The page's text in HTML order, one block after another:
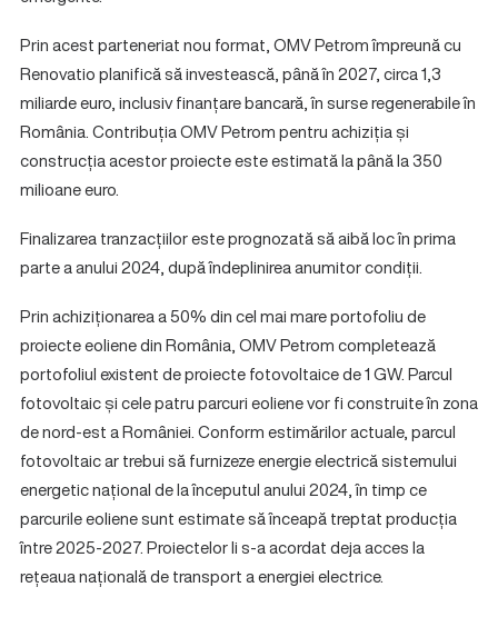
Prin acest parteneriat nou format, OMV Petrom împreună cu
Renovatio planifică să investească, până în 2027, circa 1,3
miliarde euro, inclusiv finanțare bancară, în surse regenerabile în
România. Contribuția OMV Petrom pentru achiziția și
construcția acestor proiecte este estimată la până la 350
milioane euro.
Finalizarea tranzacțiilor este prognozată să aibă loc în prima
parte a anului 2024, după îndeplinirea anumitor condiții.
Prin achiziționarea a 50% din cel mai mare portofoliu de
proiecte eoliene din România, OMV Petrom completează
portofoliul existent de proiecte fotovoltaice de 1 GW. Parcul
fotovoltaic și cele patru parcuri eoliene vor fi construite în zona
de nord-est a României. Conform estimărilor actuale, parcul
fotovoltaic ar trebui să furnizeze energie electrică sistemului
energetic național de la începutul anului 2024, în timp ce
parcurile eoliene sunt estimate să înceapă treptat producția
între 2025-2027. Proiectelor li s-a acordat deja acces la
rețeaua națională de transport a energiei electrice.